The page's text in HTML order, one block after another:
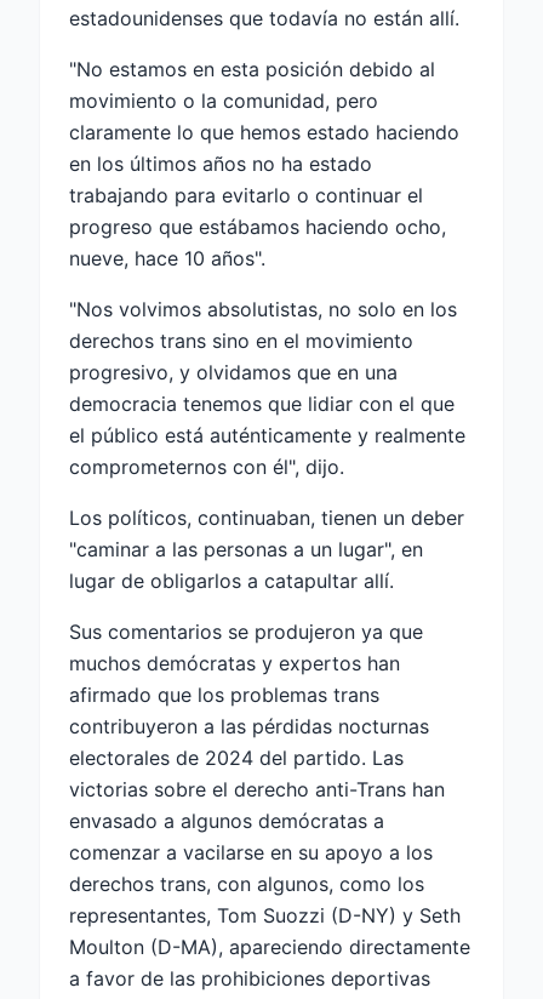
estadounidenses que todavía no están allí.
"No estamos en esta posición debido al
movimiento o la comunidad, pero
claramente lo que hemos estado haciendo
en los últimos años no ha estado
trabajando para evitarlo o continuar el
progreso que estábamos haciendo ocho,
nueve, hace 10 años".
"Nos volvimos absolutistas, no solo en los
derechos trans sino en el movimiento
progresivo, y olvidamos que en una
democracia tenemos que lidiar con el que
el público está auténticamente y realmente
comprometernos con él", dijo.
Los políticos, continuaban, tienen un deber
"caminar a las personas a un lugar", en
lugar de obligarlos a catapultar allí.
Sus comentarios se produjeron ya que
muchos demócratas y expertos han
afirmado que los problemas trans
contribuyeron a las pérdidas nocturnas
electorales de 2024 del partido. Las
victorias sobre el derecho anti-Trans han
envasado a algunos demócratas a
comenzar a vacilarse en su apoyo a los
derechos trans, con algunos, como los
representantes, Tom Suozzi (D-NY) y Seth
Moulton (D-MA), apareciendo directamente
a favor de las prohibiciones deportivas